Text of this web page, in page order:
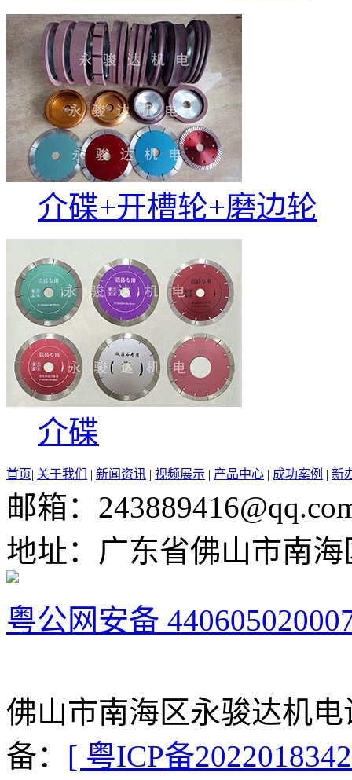
介碟+开槽轮+磨边轮
介碟
首页| 关于我们 | 新闻资讯 | 视频展示 | 产品中心 | 成功案例 | 新
邮箱：
地址：广东省佛山市南
粤公网安备
佛山市南海区永骏达机
备： [ 粤ICP备